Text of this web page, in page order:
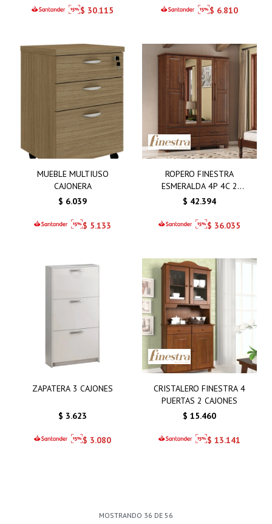
$ 30.115 $ 6.810
MUEBLE MULTIUSO
CAJONERA
$ 6.039
$ 5.133
ROPERO FINESTRA
ESMERALDA 4P 4C 2
ESPEJOS
$ 42.394
$ 36.035
ZAPATERA 3 CAJONES
$ 3.623
$ 3.080
CRISTALERO FINESTRA 4
PUERTAS 2 CAJONES
$ 15.460
$ 13.141
MOSTRANDO 36 DE 56